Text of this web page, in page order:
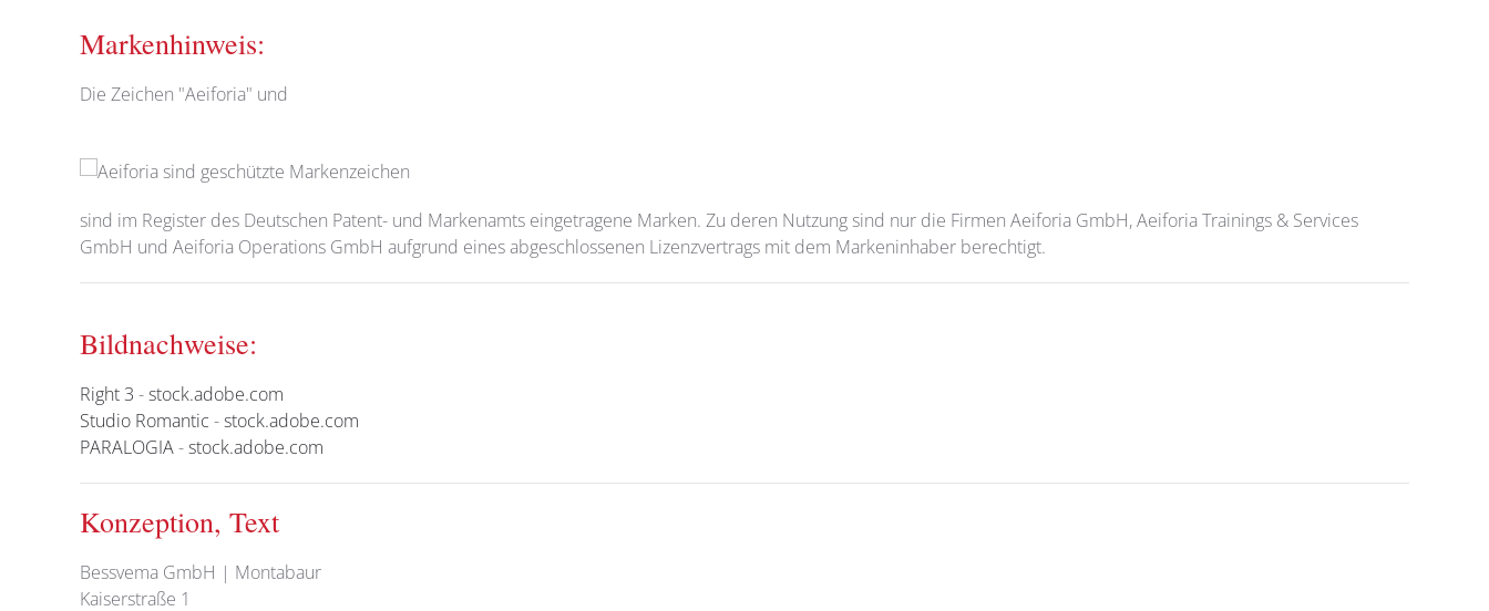
Markenhinweis:
Die Zeichen "Aeiforia" und
sind im Register des Deutschen Patent- und Markenamts eingetragene Marken. Zu deren Nutzung sind nur die Firmen Aeiforia GmbH, Aeiforia Trainings & Services
GmbH und Aeiforia Operations GmbH aufgrund eines abgeschlossenen Lizenzvertrags mit dem Markeninhaber berechtigt.
Bildnachweise:
Right 3 -stock.adobe.com
Studio Romantic -stock.adobe.com
PARALOGIA-stock.adobe.com
Konzeption, Text
Bessvema GmbH | Montabaur
Kaiserstraße 1